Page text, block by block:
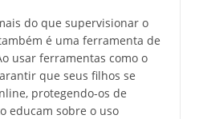
do que supervisionar o
é uma ferramenta de
usar ferramentas como o
que seus filhos se
protegendo-os de
educam sobre o uso